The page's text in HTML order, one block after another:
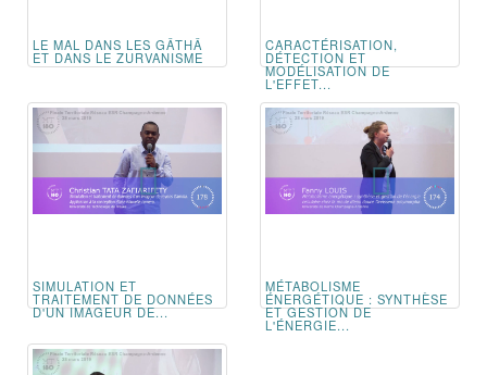
LE MAL DANS LES GÂTHÂ
ET DANS LE ZURVANISME
CARACTÉRISATION,
DÉTECTION ET
MODÉLISATION DE
L'EFFET...
SIMULATION ET
TRAITEMENT DE DONNÉES
D'UN IMAGEUR DE...
MÉTABOLISME
ÉNERGÉTIQUE : SYNTHÈSE
ET GESTION DE
L'ÉNERGIE...